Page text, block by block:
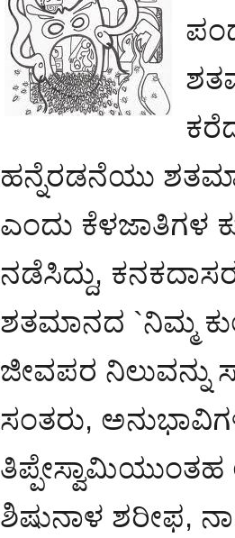
ಹನ್ನೆರಡನೆಯು
ಎಂದು ಕೆಳಜಾತಿಗಳ
ನಡೆಸಿದ್ದು,
ಶತಮಾನದ `ನಿಮ್ಮ
ಜೀವಪರ ನಿಲುವನ್ನು
ಸಂತರು,
ಶಿಷುನಾಳ ಶರೀಫ,